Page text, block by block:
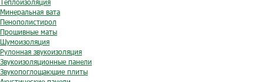
Теплоизоляция
Минеральная вата
Пенополистирол
Прошивные маты
Шумоизоляция
Рулонная звукоизоляция
Звукоизоляционные панели
Звукопоглощающие плиты